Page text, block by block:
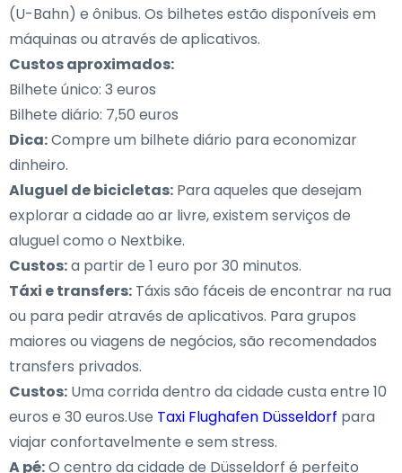
(U-Bahn) e ônibus. Os bilhetes estão disponíveis em
máquinas ou através de aplicativos.
Custos aproximados:
Bilhete único: 3 euros
Bilhete diário: 7,50 euros
Dica:Compre um bilhete diário para economizar
dinheiro.
Aluguel de bicicletas: Para aqueles que desejam
explorar a cidade ao ar livre, existem serviços de
aluguel como o Nextbike.
Custos:a partir de 1 euro por 30 minutos.
Táxi e transfers: Táxis são fáceis de encontrar na rua
ou para pedir através de aplicativos. Para grupos
maiores ou viagens de negócios, são recomendados
transfers privados.
Custos: Uma corrida dentro da cidade custa entre 10
euros e 30 euros.Use Taxi Flughafen Düsseldorf para
viajar confortavelmente e sem stress.
A pé:O centro da cidade de Düsseldorf é perfeito